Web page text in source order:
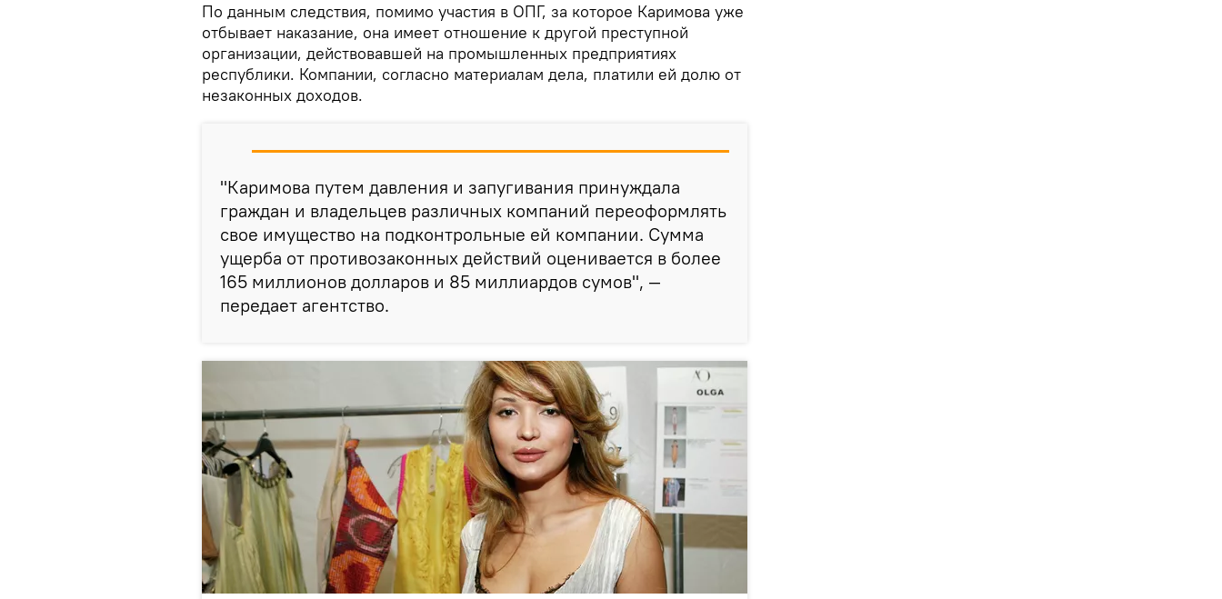
По данным следствия, помимо участия в ОПГ, за которое Каримова уже
отбывает наказание, она имеет отношение к другой преступной
организации, действовавшей на промышленных предприятиях
республики. Компании, согласно материалам дела, платили ей долю от
незаконных доходов.
"Каримова путем давления и запугивания принуждала
граждан и владельцев различных компаний переоформлять
свое имущество на подконтрольные ей компании. Сумма
ущерба от противозаконных действий оценивается в более
165 миллионов долларов и 85 миллиардов сумов", —
передает агентство.